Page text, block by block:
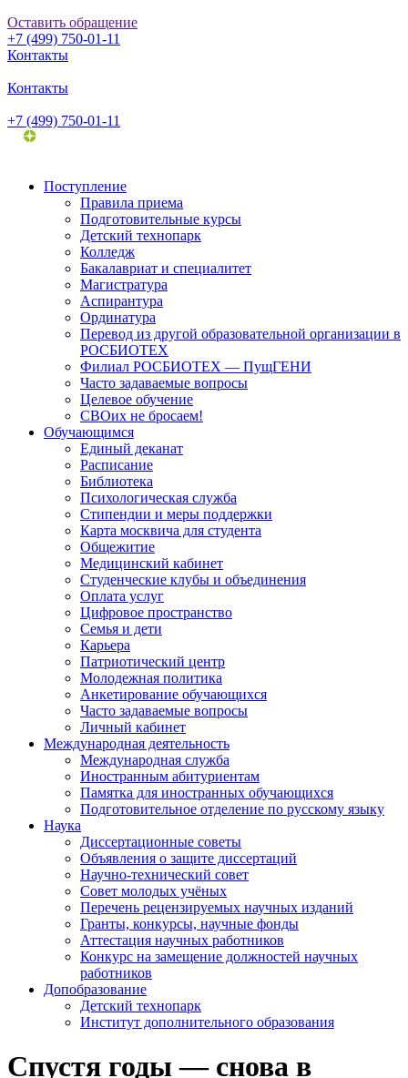
Оставить обращение
+7 (499) 750-01-11
Контакты
Контакты
+7 (499) 750-01-11
Поступление
Правила приема
Подготовительные курсы
Детский технопарк
Колледж
Бакалавриат и специалитет
Магистратура
Аспирантура
Ординатура
Перевод из другой образовательной организации в
РОСБИОТЕХ
Филиал РОСБИОТЕХ — ПущГЕНИ
Часто задаваемые вопросы
Целевое обучение
СВОих не бросаем!
Обучающимся
Единый деканат
Расписание
Библиотека
Психологическая служба
Стипендии и меры поддержки
Карта москвича для студента
Общежитие
Медицинский кабинет
Студенческие клубы и объединения
Оплата услуг
Цифровое пространство
Семья и дети
Карьера
Патриотический центр
Молодежная политика
Анкетирование обучающихся
Часто задаваемые вопросы
Личный кабинет
Международная деятельность
Международная служба
Иностранным абитуриентам
Памятка для иностранных обучающихся
Подготовительное отделение по русскому языку
Наука
Диссертационные советы
Объявления о защите диссертаций
Научно-технический совет
Совет молодых учёных
Перечень рецензируемых научных изданий
Гранты, конкурсы, научные фонды
Аттестация научных работников
Конкурс на замещение должностей научных
работников
Допобразование
Детский технопарк
Институт дополнительного образования
Спустя годы — снова в